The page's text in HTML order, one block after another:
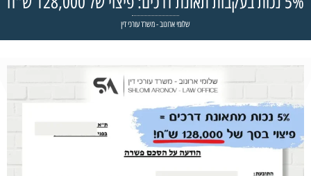
שלומי ארונוב - משרד עורכי דין